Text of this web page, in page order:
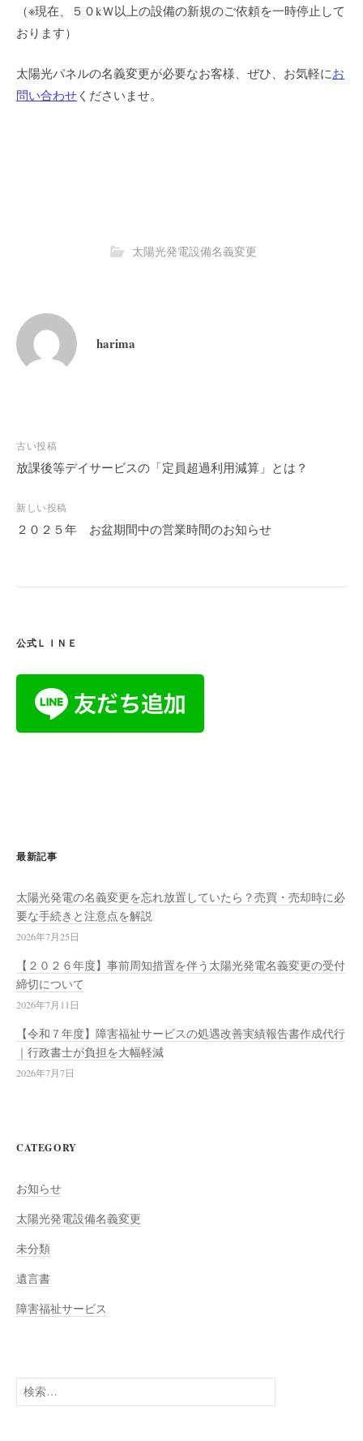
（※現在、５０kＷ以上の設備の新規のご依頼を一時停止して
おります）
太陽光パネルの名義変更が必要なお客様、ぜひ、お気軽にお
問い合わせ くださいませ。
太陽光発電設備名義変更
harima
投
稿
ビ
ゲ
古い投稿
放課後等デイサービスの「定員超過利用減算」とは？
新しい投稿
２０２５年 お盆期間中の営業時間のお知らせ
公式ＬＩＮＥ
最新記事
太陽光発電の名義変更を忘れ放置していたら？売買・売却時に必
要な手続きと注意点を解説
2026年7月25日
【２０２６年度】事前周知措置を伴う太陽光発電名義変更の受付
締切について
2026年7月11日
【令和７年度】障害福祉サービスの処遇改善実績報告書作成代行
｜行政書士が負担を大幅軽減
2026年7月7日
CATEGORY
お知らせ
太陽光発電設備名義変更
未分類
遺言書
障害福祉サービス
検
索: